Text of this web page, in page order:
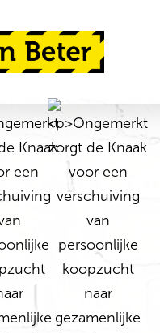
Terug naar de startpagina